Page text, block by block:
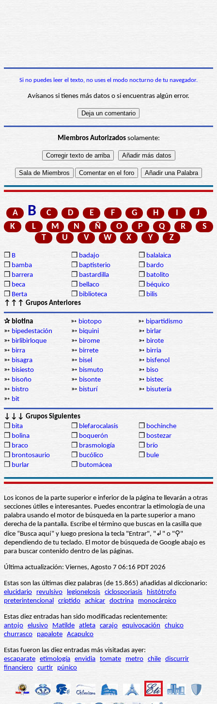
Si no puedes leer el texto, no uses el modo nocturno de tu navegador.
Avísanos si tienes más datos o si encuentras algún error.
Miembros Autorizadossolamente:
A B C D E F G H I
J
K
L M N Ñ O P Q R
S
T
U V W X Y Z
❒ B ❒ badajo ❒ balalaica
❒ bamba ❒ baptisterio ❒ bardo
❒ barrera ❒ bastardilla ❒ batolito
❒ beca ❒ bellaco ❒ béquico
❒ Berta ❒ biblioteca ❒ bilis
↑↑↑ Grupos Anteriores
✰ biotina ➳ biotopo ➳ bipartidismo
➳ bipedestación ➳ biquini ➳ birlar
➳ birlibirloque ➳ birome ➳ birote
➳ birra ➳ birrete ➳ birria
➳ bisagra ➳ bisel ➳ bisfenol
➳ bisiesto ➳ bismuto ➳ biso
➳ bisoño ➳ bisonte ➳ bistec
➳ bistro ➳ bisturí ➳ bisutería
➳ bit
↓↓↓ Grupos Siguientes
❒ bita ❒ blefarocalasis ❒ bochinche
❒ bolina ❒ boquerón ❒ bostezar
❒ braco ❒ brasmología ❒ brío
❒ brontosaurio ❒ bucólico ❒ bule
❒ burlar ❒ butomácea
Los iconos de la parte superior e inferior de la página te llevarán a otras
secciones útiles e interesantes. Puedes encontrar la etimología de una
palabra usando el motor de búsqueda en la parte superior a mano
derecha de la pantalla. Escribe el término que buscas en la casilla que
dice “Busca aquí” y luego presiona la tecla "Entrar", "↲" o "⚲"
dependiendo de tu teclado. El motor de búsqueda de Google abajo es
para buscar contenido dentro de las páginas.
Última actualización: Viernes, Agosto 7 06:16 PDT 2026
Estas son las últimas diez palabras (de 15.865) añadidas al diccionario:
elucidario
revulsivo legionelosis ciclosporiasis
histótrofo
preterintencional críptido achicar doctrina monocárpico
Estas diez entradas han sido modificadas recientemente:
antojo elusivo Matilde atleta carajo equivocación
chuico
churrasco
papalote Acapulco
Estas fueron las diez entradas más visitadas ayer:
escaparate etimología envidia tomate metro chile discurrir
financiero curtir púnico